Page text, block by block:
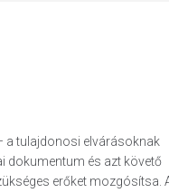
a tulajdonosi elvárásoknak
dokumentum és azt követő
erőket mozgósítsa.